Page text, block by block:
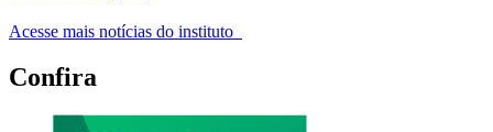
Acesse mais notícias do instituto
Confira